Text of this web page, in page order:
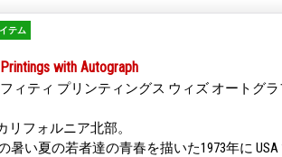
テム
with Autograph
ィティ プリンティングス ウィズ オートグラ
リフォルニア北部。
暑い夏の若者達の青春を描いた1973年に